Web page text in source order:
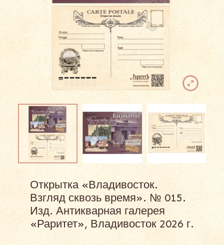
Открытка «Владивосток.
Взгляд сквозь время». № 015.
Изд. Антикварная галерея
«Раритет», Владивосток 2026 г.